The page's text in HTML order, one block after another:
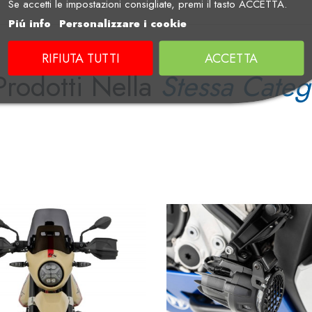
NellaStessa
Se accetti le impostazioni consigliate, premi il tasto ACCETTA.
Piú info
Personalizzare i cookie
RIFIUTA TUTTI ACCETTA